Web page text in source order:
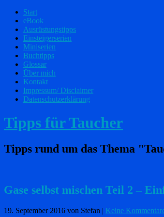
Start
eBook
Ausrüstungstipps
Einsteigerserien
Miniserien
Buchtipps
Glossar
Über mich
Kontakt
Impressum/ Disclaimer
Datenschutzerklärung
Tipps für Taucher
Tipps rund um das Thema
Gase selbst mischen Teil 2 –
19. September 2016 von Stefan | Keine